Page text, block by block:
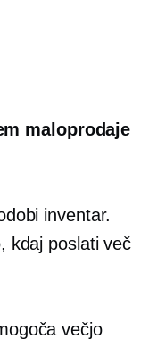
maloprodaje
inventar.
kdaj poslati več
večjo